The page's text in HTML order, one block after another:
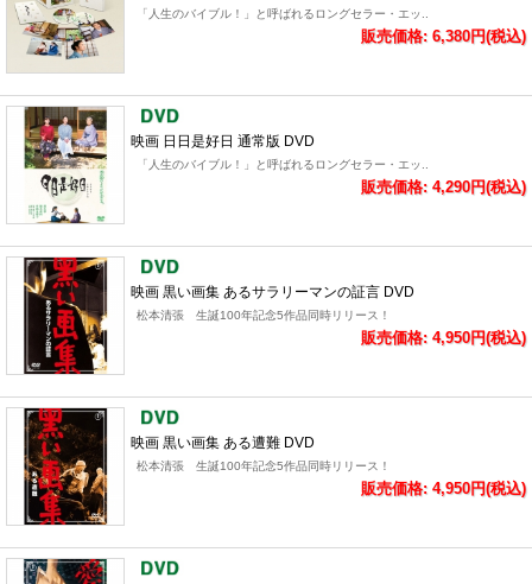
「人生のバイブル！」と呼ばれるロングセラー・エッ..
販売価格: 6,380円(税込)
映画 日日是好日 通常版 DVD
「人生のバイブル！」と呼ばれるロングセラー・エッ..
販売価格: 4,290円(税込)
映画 黒い画集 あるサラリーマンの証言 DVD
松本清張 生誕100年記念5作品同時リリース！
販売価格: 4,950円(税込)
映画 黒い画集 ある遭難 DVD
松本清張 生誕100年記念5作品同時リリース！
販売価格: 4,950円(税込)